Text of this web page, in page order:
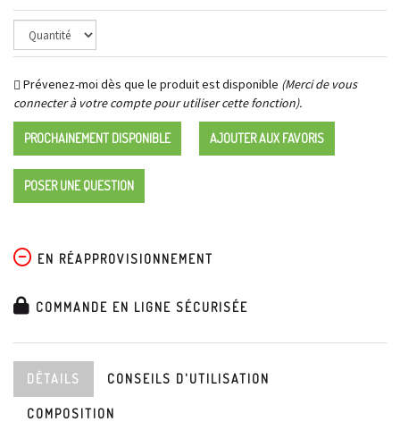
Prévenez-moi dès que le produit est disponible (Merci de vous
connecter à votre compte pour utiliser cette fonction).
PROCHAINEMENT DISPONIBLE AJOUTER AUX FAVORIS
POSER UNE QUESTION
EN RÉAPPROVISIONNEMENT
COMMANDE EN LIGNE SÉCURISÉE
DÉTAILS CONSEILS D'UTILISATION
COMPOSITION